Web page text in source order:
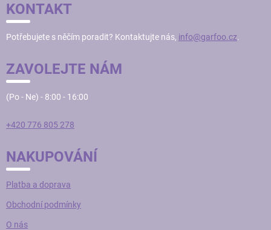
A
T
KONTAKT
Potřebujete s něčím poradit? Kontaktujte nás, info@garfoo.cz.
ZAVOLEJTE NÁM
(Po - Ne) - 8:00 - 16:00
+420 776 805 278
NAKUPOVÁNÍ
Platba a doprava
Obchodní podmínky
O nás